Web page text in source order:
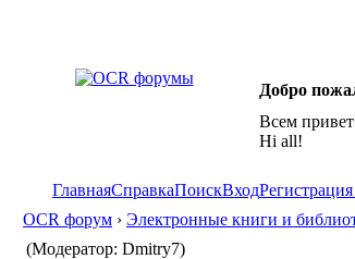
Добро
Всем
Hi all!
ГлавнаяСправкаПоискВходРегистрация
OCR форум › Электронные книги и
(Модератор: Dmitry7)